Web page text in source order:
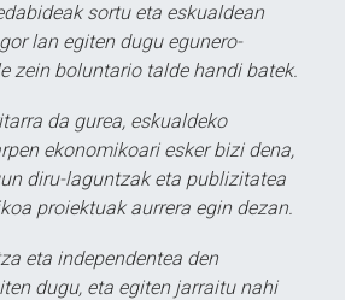
sortu eta eskualdean
lan egiten dugu egunero-
zein boluntario talde handi batek.
da gurea, eskualdeko
ekonomikoari esker bizi dena,
diru-laguntzak eta publizitatea
proiektuak aurrera egin dezan.
eta independentea den
dugu, eta egiten jarraitu nahi